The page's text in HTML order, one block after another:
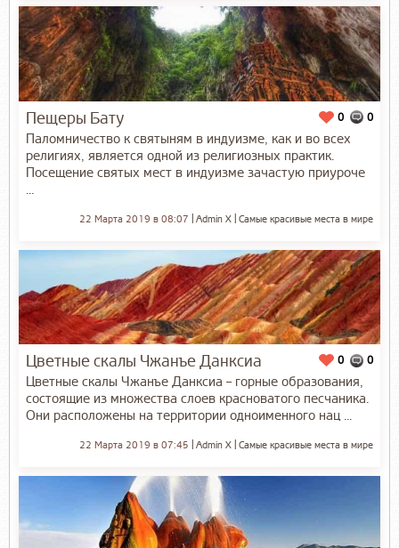
0
0
Пещеры Бату
Паломничество к святыням в индуизме, как и во всех
религиях, является одной из религиозных практик.
Посещение святых мест в индуизме зачастую приуроче
...
Самые красивые места в мире
Admin X
22 Марта 2019 в 08:07
0
0
Цветные скалы Чжанъе Данксиа
Цветные скалы Чжанъе Данксиа – горные образования,
состоящие из множества слоев красноватого песчаника.
Они расположены на территории одноименного нац ...
Самые красивые места в мире
Admin X
22 Марта 2019 в 07:45